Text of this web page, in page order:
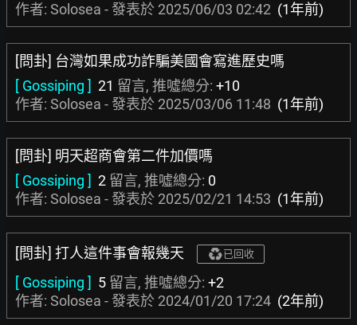
作者: Solosea - 發表於 2025/06/03 02:42 (1年前)
[問卦] 台灣如果成功詐騙美國會寫進歷史嗎
[ Gossiping ] 21 留言, 推噓總分: +10
作者: Solosea - 發表於 2025/03/06 11:48 (1年前)
[問卦] 明天超商會第二件加價嗎
[ Gossiping ] 2 留言, 推噓總分: 0
作者: Solosea - 發表於 2025/02/21 14:53 (1年前)
[問卦] 打人這件事會報幾天 已回收
[ Gossiping ] 5 留言, 推噓總分: +2
作者: Solosea - 發表於 2024/01/20 17:24 (2年前)